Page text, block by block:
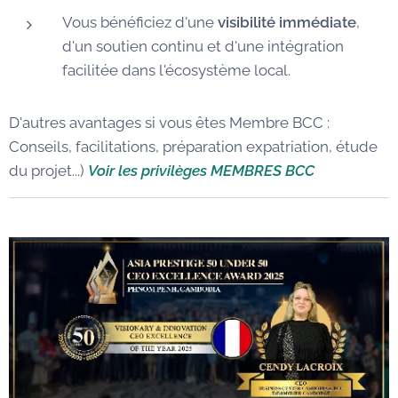
Vous bénéficiez d'une visibilité immédiate,
d'un soutien continu et d'une intégration
facilitée dans l'écosystème local.
D'autres avantages si vous êtes Membre BCC :
Conseils, facilitations, préparation expatriation, étude
du projet...) Voir les privilèges MEMBRES BCC